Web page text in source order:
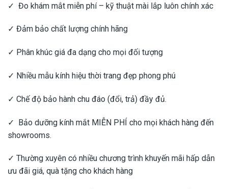
✓ Đo khám mắt miễn phí – kỹ thuật mài lắp luôn chính xác
✓ Đảm bảo chất lượng chính hãng
✓ Phân khúc giá đa dạng cho mọi đối tượng
✓ Nhiều mẫu kính hiệu thời trang đẹp phong phú
✓ Chế độ bảo hành chu đáo (đổi, trả) đầy đủ.
✓ Bảo dưỡng kính mắt MIỄN PHÍ cho mọi khách hàng đến
showrooms.
✓ Thường xuyên có nhiều chương trình khuyến mãi hấp dẫn
ưu đãi giá, quà tặng cho khách hàng